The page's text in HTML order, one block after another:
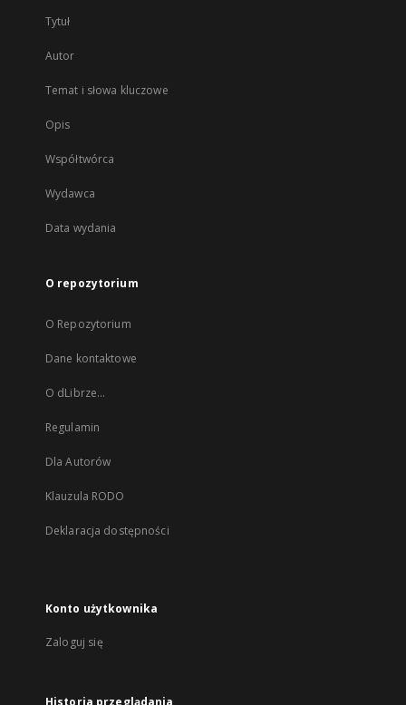
Tytuł
Autor
Temat i słowa kluczowe
Opis
Współtwórca
Wydawca
Data wydania
O repozytorium
O Repozytorium
Dane kontaktowe
O dLibrze...
Regulamin
Dla Autorów
Klauzula RODO
Deklaracja dostępności
Konto użytkownika
Zaloguj się
Historia przeglądania